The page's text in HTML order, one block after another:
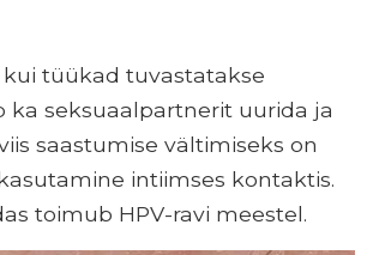
kui tüükad tuvastatakse
ka seksuaalpartnerit uurida ja
saastumise vältimiseks on
intiimses kontaktis.
toimub HPV-ravi meestel.